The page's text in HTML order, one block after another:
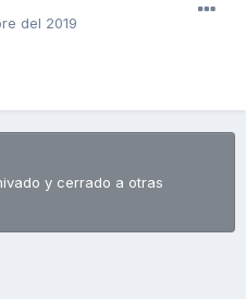
del 2019
y cerrado a otras